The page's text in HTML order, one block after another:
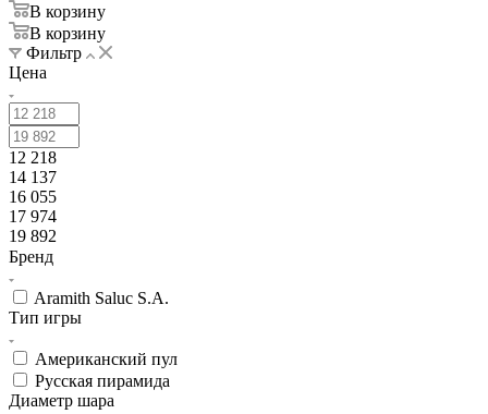
В корзину
В корзину
Фильтр
Цена
12 218
14 137
16 055
17 974
19 892
Бренд
Aramith Saluc S.A.
Тип игры
Американский пул
Русская пирамида
Диаметр шара